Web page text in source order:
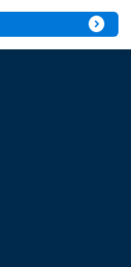
expand_circle_right